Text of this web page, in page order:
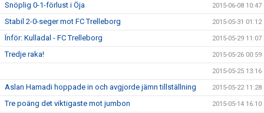
Snöplig 0-1-förlust i Öja 2015-06-08 10:47
Stabil 2-0-seger mot FC Trelleborg 2015-05-31 01:12
Ïnför: Kulladal - FC Trelleborg 2015-05-29 11:07
Tredje raka! 2015-05-26 00:59
2015-05-25 13:16
Aslan Hamadi hoppade in och avgjorde jämn tillställning 2015-05-22 11:28
Tre poäng det viktigaste mot jumbon 2015-05-14 16:10